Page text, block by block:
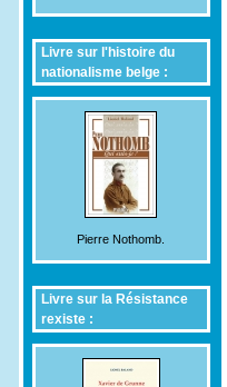
Livre sur l'histoire du
nationalisme belge :
Pierre Nothomb.
Livre sur la Résistance
rexiste :